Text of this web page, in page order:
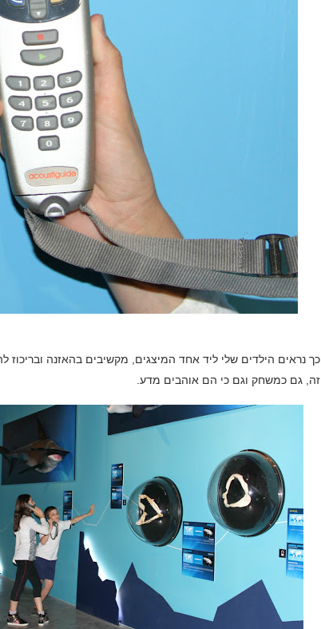
כך נראים הילדים שלי ליד אחד המיצגים, מקשיבים בהאזנה
זה, גם כמשחק וגם כי הם אוהבים מדע.